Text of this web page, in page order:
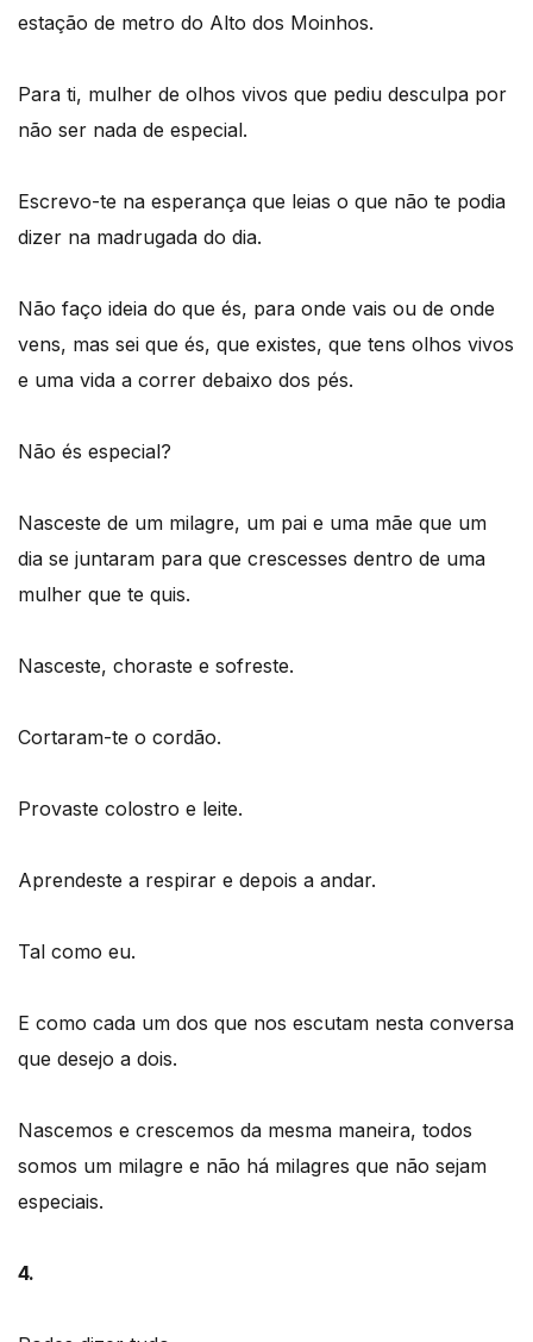
estação de metro do Alto dos Moinhos.
Para ti, mulher de olhos vivos que pediu desculpa por
não ser nada de especial.
Escrevo-te na esperança que leias o que não te podia
dizer na madrugada do dia.
Não faço ideia do que és, para onde vais ou de onde
vens, mas sei que és, que existes, que tens olhos vivos
e uma vida a correr debaixo dos pés.
Não és especial?
Nasceste de um milagre, um pai e uma mãe que um
dia se juntaram para que crescesses dentro de uma
mulher que te quis.
Nasceste, choraste e sofreste.
Cortaram-te o cordão.
Provaste colostro e leite.
Aprendeste a respirar e depois a andar.
Tal como eu.
E como cada um dos que nos escutam nesta conversa
que desejo a dois.
Nascemos e crescemos da mesma maneira, todos
somos um milagre e não há milagres que não sejam
especiais.
4.